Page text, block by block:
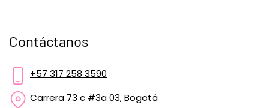
Contáctanos
+57 317 258 3590
Carrera 73 c #3a 03, Bogotá